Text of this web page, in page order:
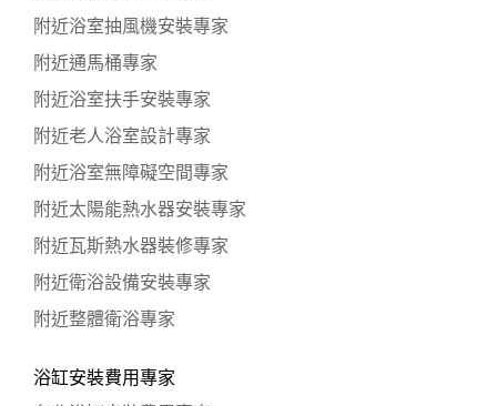
附近浴室抽風機安裝專家
附近通馬桶專家
附近浴室扶手安裝專家
附近老人浴室設計專家
附近浴室無障礙空間專家
附近太陽能熱水器安裝專家
附近瓦斯熱水器裝修專家
附近衛浴設備安裝專家
附近整體衛浴專家
浴缸安裝費用專家